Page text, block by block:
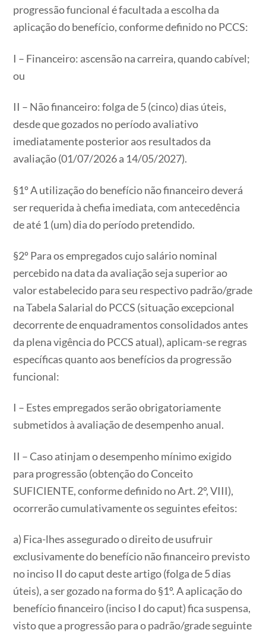
progressão funcional é facultada a escolha da
aplicação do benefício, conforme definido no PCCS:
I – Financeiro: ascensão na carreira, quando cabível;
ou
II – Não financeiro: folga de 5 (cinco) dias úteis,
desde que gozados no período avaliativo
imediatamente posterior aos resultados da
avaliação (01/07/2026 a 14/05/2027).
§1º A utilização do benefício não financeiro deverá
ser requerida à chefia imediata, com antecedência
de até 1 (um) dia do período pretendido.
§2º Para os empregados cujo salário nominal
percebido na data da avaliação seja superior ao
valor estabelecido para seu respectivo padrão/grade
na Tabela Salarial do PCCS (situação excepcional
decorrente de enquadramentos consolidados antes
da plena vigência do PCCS atual), aplicam-se regras
específicas quanto aos benefícios da progressão
funcional:
I – Estes empregados serão obrigatoriamente
submetidos à avaliação de desempenho anual.
II – Caso atinjam o desempenho mínimo exigido
para progressão (obtenção do Conceito
SUFICIENTE, conforme definido no Art. 2º, VIII),
ocorrerão cumulativamente os seguintes efeitos:
a) Fica-lhes assegurado o direito de usufruir
exclusivamente do benefício não financeiro previsto
no inciso II do caput deste artigo (folga de 5 dias
úteis), a ser gozado na forma do §1º. A aplicação do
benefício financeiro (inciso I do caput) fica suspensa,
visto que a progressão para o padrão/grade seguinte